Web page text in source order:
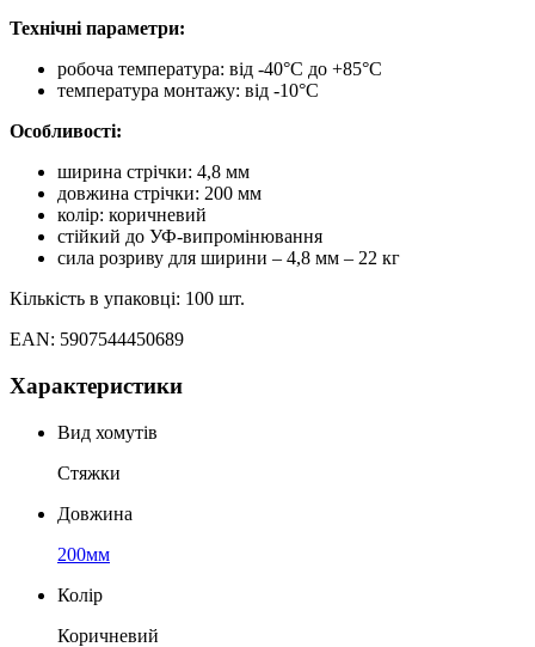
Технічні параметри:
робоча температура: від -40°C до +85°C
температура монтажу: від -10°C
Особливості:
ширина стрічки: 4,8 мм
довжина стрічки: 200 мм
колір: коричневий
стійкий до УФ-випромінювання
сила розриву для ширини – 4,8 мм – 22 кг
Кількість в упаковці: 100 шт.
EAN: 5907544450689
Характеристики
Вид хомутів
Стяжки
Довжина
200мм
Колір
Коричневий